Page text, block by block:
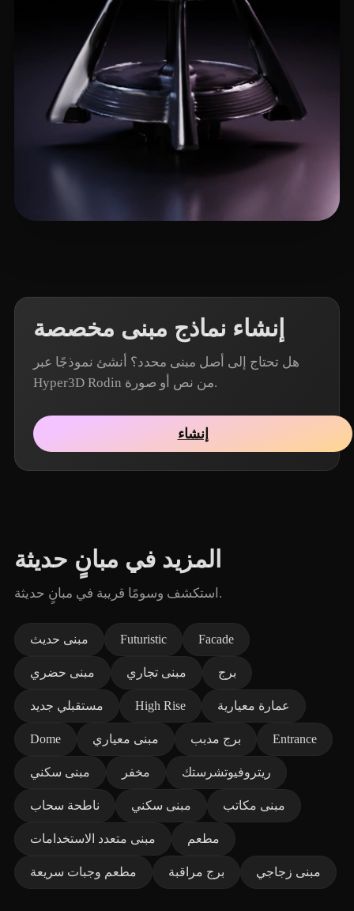
إنشاء نماذج مبنى مخصصة
هل تحتاج إلى أصل مبنى محدد؟ أنشئ نموذجًا عبر
Hyper3D Rodin من نص أو صورة.
إنشاء
المزيد في مبانٍ حديثة
استكشف وسومًا قريبة في مبانٍ حديثة.
مبنى حديث Futuristic Facade
مبنى حضري مبنى تجاري برج
مستقبلي جديد High Rise عمارة معيارية
Dome مبنى معياري برج مدبب Entrance
مبنى سكني مخفر ريتروفيوتشرستك
ناطحة سحاب مبنى سكني مبنى مكاتب
مبنى متعدد الاستخدامات مطعم
مطعم وجبات سريعة برج مراقبة مبنى زجاجي